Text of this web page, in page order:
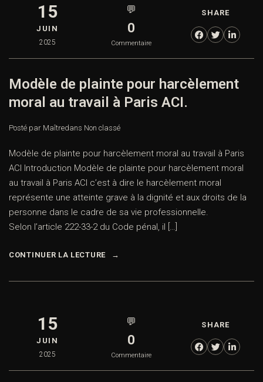
15
JUIN
2025
💬
0
Commentaire
SHARE
Modèle de plainte pour harcèlement
moral au travail à Paris ACI.
Posté par Maîtredans Non classé
Modèle de plainte pour harcèlement moral au travail à Paris
ACI Introduction Modèle de plainte pour harcèlement moral
au travail à Paris ACI c’est à dire le harcèlement moral
représente une atteinte grave à la dignité et aux droits de la
personne dans le cadre de sa vie professionnelle.
Selon l’article 222-33-2 du Code pénal, il […]
CONTINUER LA LECTURE
15
JUIN
2025
💬
0
Commentaire
SHARE